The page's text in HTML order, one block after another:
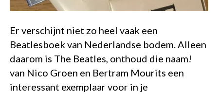
Er verschijnt niet zo heel vaak een
Beatlesboek van Nederlandse bodem. Alleen
daarom is The Beatles, onthoud die naam!
van Nico Groen en Bertram Mourits een
interessant exemplaar voor in je